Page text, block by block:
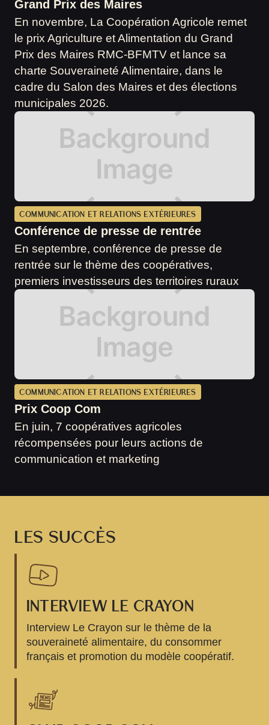
Grand Prix des Maires
En novembre, La Coopération Agricole remet
le prix Agriculture et Alimentation du Grand
Prix des Maires RMC-BFMTV et lance sa
charte Souveraineté Alimentaire, dans le
cadre du Salon des Maires et des élections
municipales 2026.
COMMUNICATION ET RELATIONS EXTÉRIEURES
Conférence de presse de rentrée
En septembre, conférence de presse de
rentrée sur le thème des coopératives,
premiers investisseurs des territoires ruraux
COMMUNICATION ET RELATIONS EXTÉRIEURES
Prix Coop Com
En juin, 7 coopératives agricoles
récompensées pour leurs actions de
communication et marketing
LES SUCCÈS
INTERVIEW LE CRAYON
Interview Le Crayon sur le thème de la
souveraineté alimentaire, du consommer
français et promotion du modèle coopératif.